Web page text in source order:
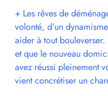
+ Les rêves de
volonté, d’un
aider à tout
et que le nouveau
avez réussi pleinement
vient concrétiser un